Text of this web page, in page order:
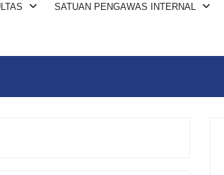
SATUAN PENGAWAS INTERNAL